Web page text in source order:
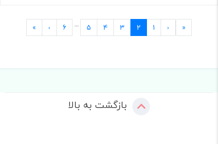
«
First
‹
Previous
1
2
3
4
5
...
6
›
Next
»
بازگشت به بالا